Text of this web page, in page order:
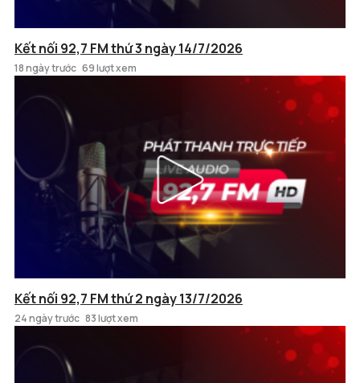
Kết nối 92,7 FM thứ 3 ngày 14/7/2026
18 ngày trước 69 lượt xem
Kết nối 92,7 FM thứ 2 ngày 13/7/2026
24 ngày trước 83 lượt xem